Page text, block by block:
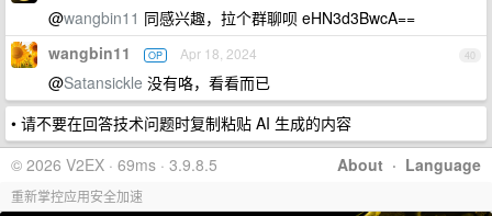
@wangbin11 同感兴趣，拉个群聊呗 eHN3d3BwcA==
40
wangbin11 OP Apr 18, 2024
@Satansickle 没有咯，看看而已
• 请不要在回答技术问题时复制粘贴 AI 生成的内容
About · Language
© 2026 V2EX · 69ms · 3.9.8.5
重新掌控应用安全加速